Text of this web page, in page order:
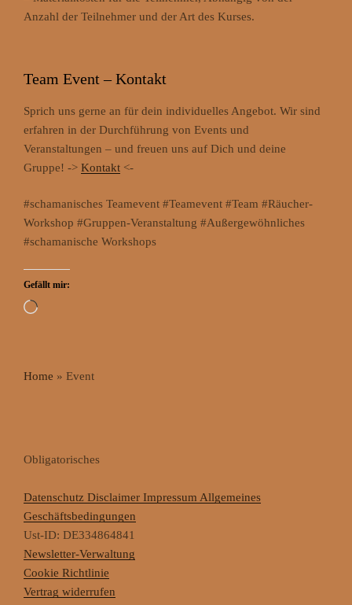
Anzahl der Teilnehmer und der Art des Kurses.
Team Event – Kontakt
Sprich uns gerne an für dein individuelles Angebot. Wir sind
erfahren in der Durchführung von Events und
Veranstaltungen – und freuen uns auf Dich und deine
Gruppe! -> Kontakt <-
#schamanisches Teamevent #Teamevent #Team #Räucher-
Workshop #Gruppen-Veranstaltung #Außergewöhnliches
#schamanische Workshops
Gefällt mir:
Wird
Home » Event
Obligatorisches
Datenschutz Disclaimer Impressum Allgemeines
Geschäftsbedingungen
Ust-ID: DE334864841
Newsletter-Verwaltung
Cookie Richtlinie
Vertrag widerrufen